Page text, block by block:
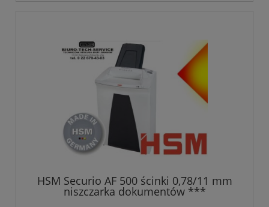
HSM Securio AF 500 ścinki 0,78/11 mm
niszczarka dokumentów ***